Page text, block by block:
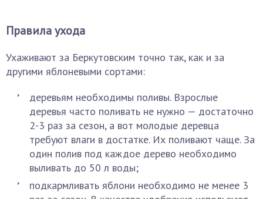
Правила ухода
Ухаживают за Беркутовским точно так, как и за
другими яблоневыми сортами:
деревьям необходимы поливы. Взрослые
деревья часто поливать не нужно — достаточно
2-3 раз за сезон, а вот молодые деревца
требуют влаги в достатке. Их поливают чаще. За
один полив под каждое дерево необходимо
выливать до 50 л воды;
подкармливать яблони необходимо не менее 3